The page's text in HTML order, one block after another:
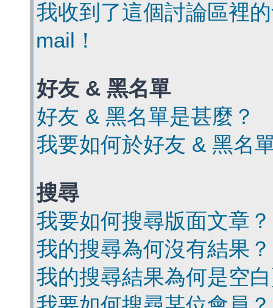
我收到了這個討論區裡
mail！
好友 & 黑名單
好友 & 黑名單是甚麼？
我要如何於好友 & 黑名
搜尋
我要如何搜尋版面文章？
我的搜尋為何沒有結果？
我的搜尋結果為何是空